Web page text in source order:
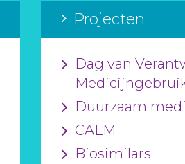
Projecten
Dag van
Duurzaam
CALM
Biosimilars